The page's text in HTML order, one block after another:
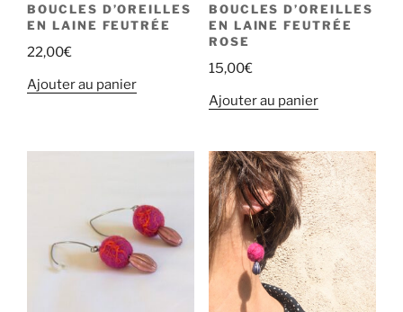
BOUCLES D’OREILLES
EN LAINE FEUTRÉE
22,00€
Ajouter au panier
BOUCLES D’OREILLES
EN LAINE FEUTRÉE
ROSE
15,00€
Ajouter au panier